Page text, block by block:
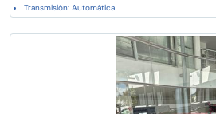
Transmisión: Automática